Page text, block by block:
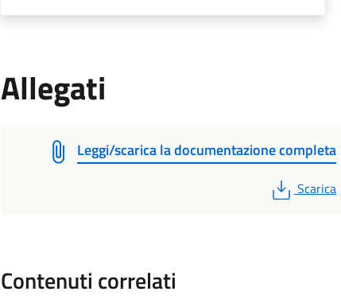
Allegati
Leggi/scarica la documentazione completa
PDF
Scarica
Contenuti correlati